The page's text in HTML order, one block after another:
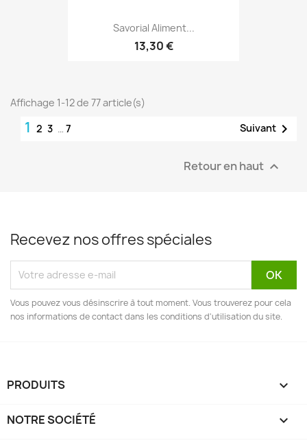
Savorial Aliment...
13,30 €
Affichage 1-12 de 77 article(s)
1 2 3 … 7 Suivant 
Retour en haut 
Recevez nos offres spéciales
Vous pouvez vous désinscrire à tout moment. Vous trouverez pour cela
nos informations de contact dans les conditions d'utilisation du site.
PRODUITS 
NOTRE SOCIÉTÉ 